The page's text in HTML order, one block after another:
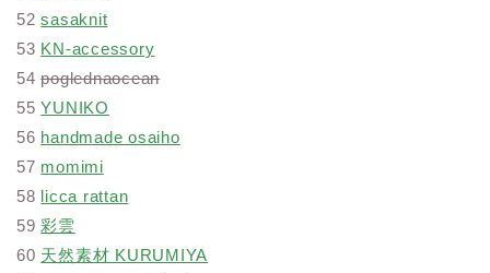
52sasaknit
53 KN-accessory
54poglednaocean
55YUNIKO
56 handmade osaiho
57 momimi
58 licca rattan
59彩雲
60 天然素材 KURUMIYA